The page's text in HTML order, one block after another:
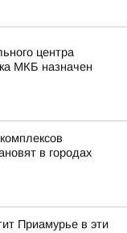
центра
МКБ назначен
в городах
Приамурье в эти